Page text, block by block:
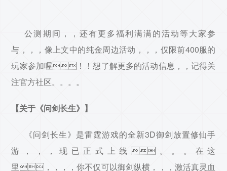
公测期间，，还有更多福利满满的活动等大家参
与，，，像上文中的纯金周边活动，，，仅限前400服的
玩家参加喔！！想了解更多的活动信息，，记得关
注官方社区。。。。
【关于《问剑长生》】
《问剑长生》是雷霆游戏的全新3D御剑放置修仙手
游，，，现已正式上线。。。在这
里，，，，你不仅可以御剑纵横，，，激活真灵血